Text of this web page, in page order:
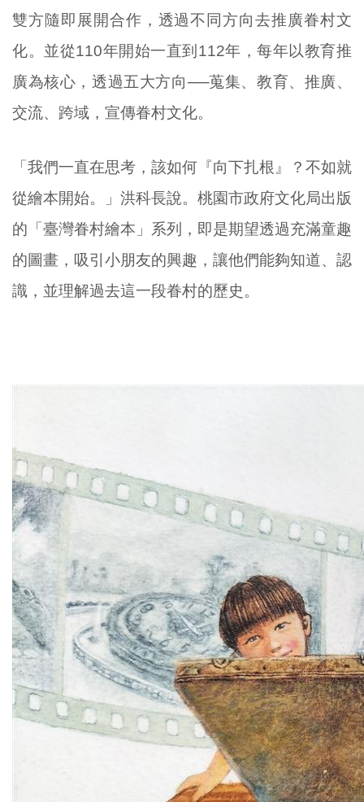
雙方隨即展開合作，透過不同方向去推廣眷村文
化。並從110年開始一直到112年，每年以教育推
廣為核心，透過五大方向──蒐集、教育、推廣、
交流、跨域，宣傳眷村文化。
「我們一直在思考，該如何『向下扎根』？不如就
從繪本開始。」洪科長說。桃園市政府文化局出版
的「臺灣眷村繪本」系列，即是期望透過充滿童趣
的圖畫，吸引小朋友的興趣，讓他們能夠知道、認
識，並理解過去這一段眷村的歷史。